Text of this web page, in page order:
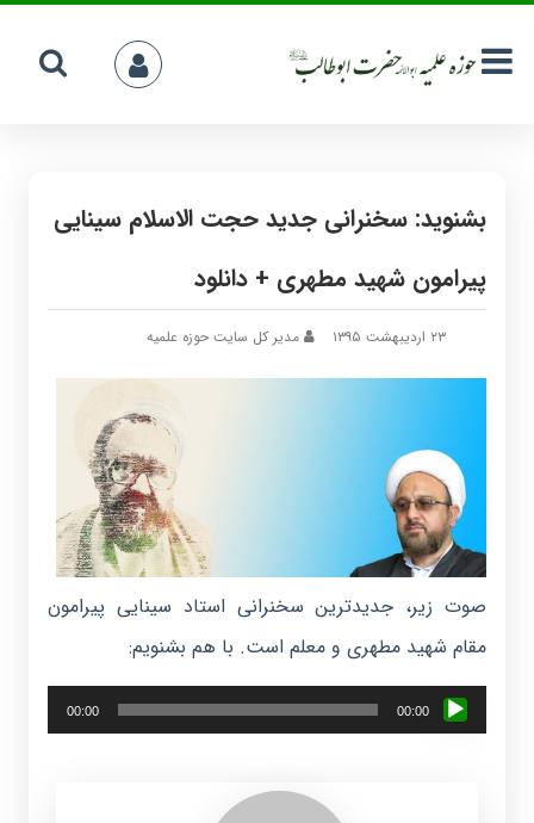
بشنوید: سخنرانی جدید حجت الاسلام سینایی
پیرامون شهید مطهری + دانلود
۲۳ اردیبهشت ۱۳۹۵ مدیر کل سایت حوزه علمیه
صوت زیر، جدیدترین سخنرانی استاد سینایی پیرامون
مقام شهید مطهری و معلم است. با هم بشنویم:
پخش‌کننده
صوت
00:00
00:00